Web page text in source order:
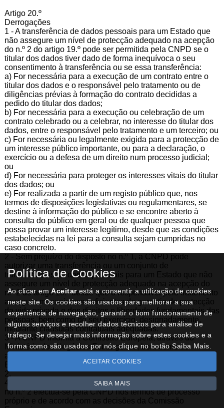
Artigo 20.º
Derrogações
1 - A transferência de dados pessoais para um Estado que
não assegure um nível de protecção adequado na acepção
do n.º 2 do artigo 19.º pode ser permitida pela CNPD se o
titular dos dados tiver dado de forma inequívoca o seu
consentimento à transferência ou se essa transferência:
a) For necessária para a execução de um contrato entre o
titular dos dados e o responsável pelo tratamento ou de
diligências prévias à formação do contrato decididas a
pedido do titular dos dados;
b) For necessária para a execução ou celebração de um
contrato celebrado ou a celebrar, no interesse do titular dos
dados, entre o responsável pelo tratamento e um terceiro; ou
c) For necessária ou legalmente exigida para a protecção de
um interesse público importante, ou para a declaração, o
exercício ou a defesa de um direito num processo judicial;
ou
d) For necessária para proteger os interesses vitais do titular
dos dados; ou
e) For realizada a partir de um registo público que, nos
termos de disposições legislativas ou regulamentares, se
destine à informação do público e se encontre aberto à
consulta do público em geral ou de qualquer pessoa que
possa provar um interesse legítimo, desde que as condições
estabelecidas na lei para a consulta sejam cumpridas no
caso concreto.
2 - Sem prejuízo do disposto no n.º 1, a CNPD pode
autorizar uma transferência ou um conjunto de
transferências de dados pessoais para um Estado que não
assegure um nível de protecção adequado na acepção do
n.º 2 do artigo 19.º desde que o responsável pelo tratamento
assegure mecanismos suficientes de garantia de protecção
da vida privada e dos direitos e liberdades fundamentais das
pessoas, bem como do seu exercício, designadamente,
mediante cláusulas contratuais adequadas.
3 - A CNPD informa a Comissão Europeia, através do
Ministério dos Negócios Estrangeiros, bem como as
autoridades competentes dos restantes Estados da União
Europeia, das autorizações que conceder nos termos do n.º
2.
4 - A concessão ou derrogação das autorizações previstas
no n.º 2 efectua-se pela CNPD nos termos de processo
próprio e de acordo com as decisões da Comissão
Política de Cookies
Ao clicar emAceitarestá a consentir a utilização de cookies
neste site. Os cookies são usados para melhorar a sua
experiência de navegação, garantir o bom funcionamento de
alguns serviços e recolher dados técnicos para análise de
tráfego. Se desejar mais informação sobre estes cookies e a
forma como são usados por nós clique no botão Saiba Mais.
ACEITAR COOKIES
SAIBA MAIS